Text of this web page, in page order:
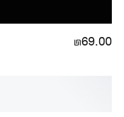
₪69.00